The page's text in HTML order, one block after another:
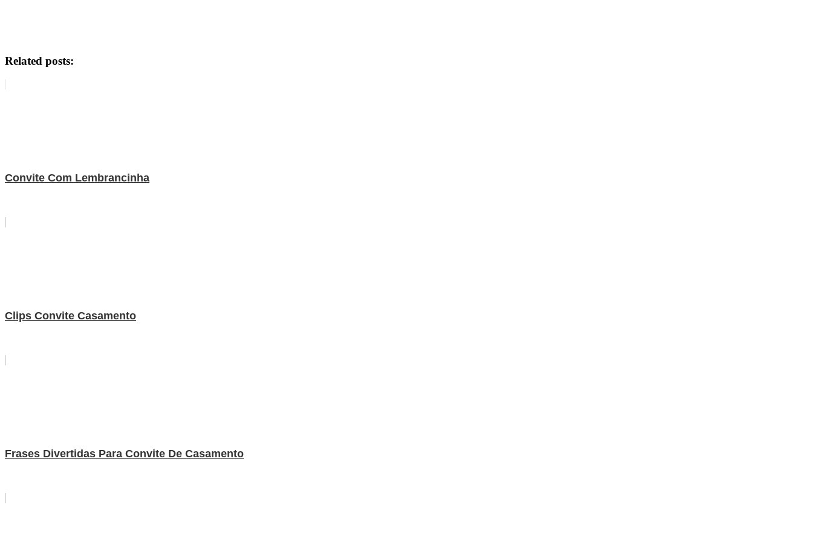
Related posts:
Convite Com Lembrancinha
Clips Convite Casamento
Frases Divertidas Para Convite De Casamento